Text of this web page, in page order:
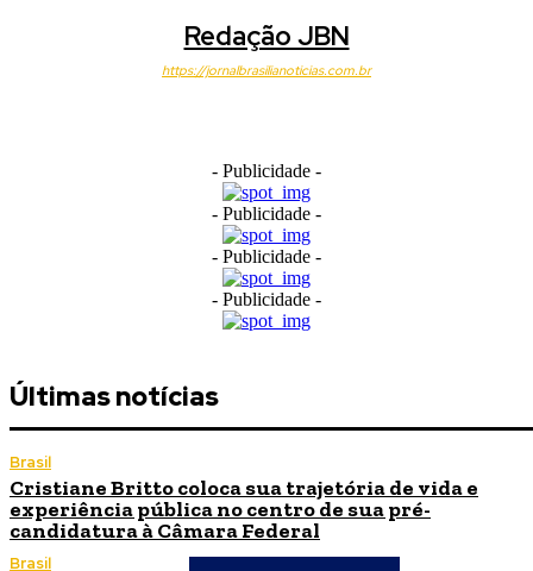
Redação JBN
https://jornalbrasilianoticias.com.br
- Publicidade -
- Publicidade -
- Publicidade -
- Publicidade -
Últimas notícias
Brasil
Cristiane Britto coloca sua trajetória de vida e
experiência pública no centro de sua pré-
candidatura à Câmara Federal
Brasil